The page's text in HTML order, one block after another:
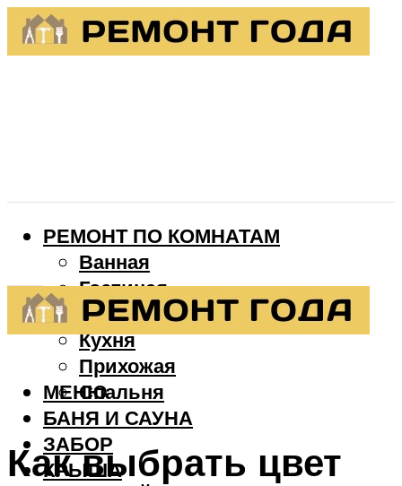
РЕМОНТ ПО КОМНАТАМ
Ванная
Гостиная
Детская
Кухня
Прихожая
Спальня
БАНЯ И САУНА
ЗАБОР
КРЫША
МЕНЮ
Как выбрать цвет